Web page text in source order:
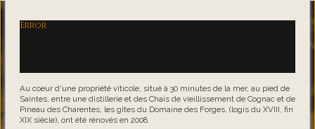
Loading...
Error
Au coeur d'une propriété viticole, situé à 30 minutes de la mer, au pied de
Saintes, entre une distillerie et des Chais de vieillissement de Cognac et de
Pineau des Charentes, les gîtes du Domaine des Forges, (logis du XVIII, fin
XIX siècle), ont été rénovés en 2008.